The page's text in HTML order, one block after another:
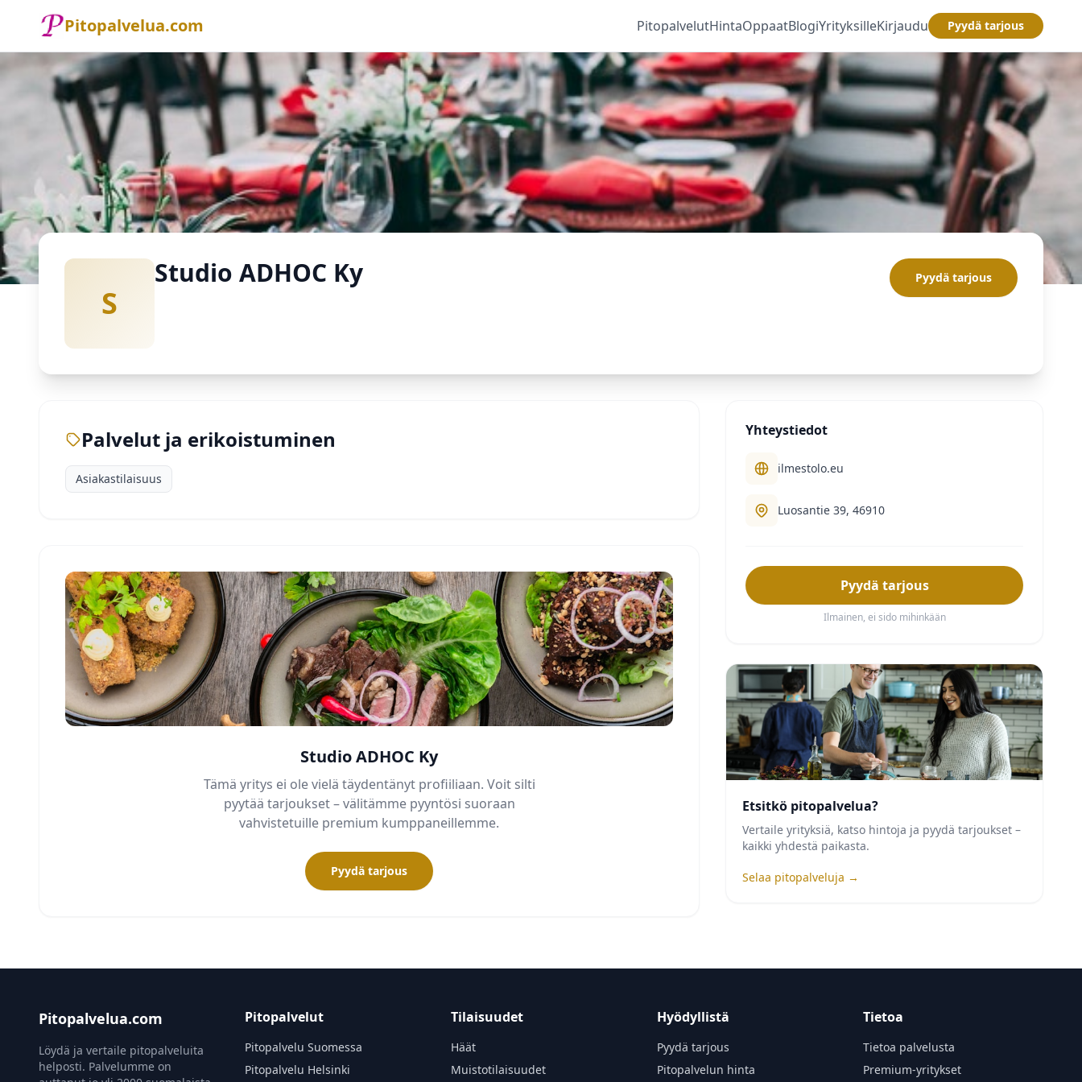
Pitopalvelua.com PitopalvelutHintaOppaatBlogiYrityksilleKirjaudu Pyydä tarjous
S
Studio ADHOC Ky Pyydä tarjous
Palvelut ja erikoistuminen
Asiakastilaisuus
Studio ADHOC Ky
Tämä yritys ei ole vielä täydentänyt profiiliaan. Voit silti
pyytää tarjoukset – välitämme pyyntösi suoraan
vahvistetuille premium kumppaneillemme.
Pyydä tarjous
Yhteystiedot
ilmestolo.eu
Luosantie 39, 46910
Pyydä tarjous
Ilmainen, ei sido mihinkään
Etsitkö pitopalvelua?
Vertaile yrityksiä, katso hintoja ja pyydä tarjoukset –
kaikki yhdestä paikasta.
Selaa pitopalveluja →
Pitopalvelua.com
Löydä ja vertaile pitopalveluita
helposti. Palvelumme on
Pitopalvelut
Pitopalvelu Suomessa
Pitopalvelu Helsinki
Tilaisuudet
Häät
Muistotilaisuudet
Hyödyllistä
Pyydä tarjous
Pitopalvelun hinta
Tietoa
Tietoa palvelusta
Premium-yritykset